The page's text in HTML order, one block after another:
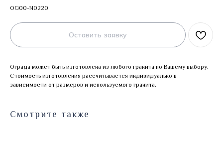
OG00-N0220
Оставить заявку
Ограда может быть изготовлена из любого гранита по Вашему выбору.
Стоимость изготовления рассчитывается индивидуально в
зависимости от размеров и используемого гранита.
Смотрите также